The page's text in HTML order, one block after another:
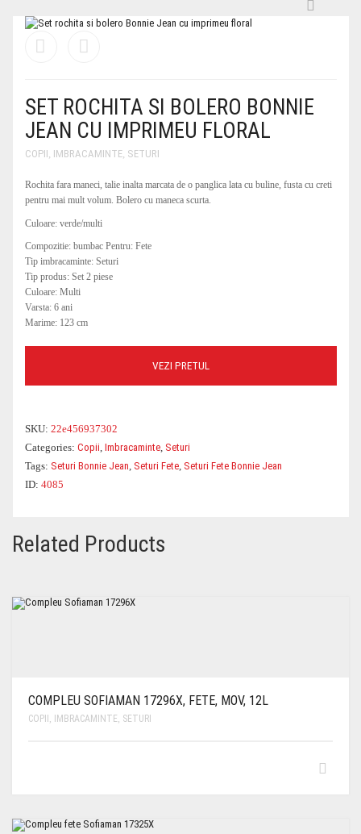
SET ROCHITA SI BOLERO BONNIE
JEAN CU IMPRIMEU FLORAL
COPII, IMBRACAMINTE, SETURI
Rochita fara maneci, talie inalta marcata de o panglica lata cu buline, fusta cu creti
pentru mai mult volum. Bolero cu maneca scurta.
Culoare: verde/multi
Compozitie: bumbac Pentru: Fete
Tip imbracaminte: Seturi
Tip produs: Set 2 piese
Culoare: Multi
Varsta: 6 ani
Marime: 123 cm
VEZI PRETUL
SKU: 22e456937302
Categories: Copii Imbracaminte Seturi
Tags: Seturi Bonnie Jean Seturi Fete Seturi Fete Bonnie Jean
ID: 4085
Related Products
COMPLEU SOFIAMAN 17296X, FETE, MOV, 12L
COPII IMBRACAMINTE SETURI